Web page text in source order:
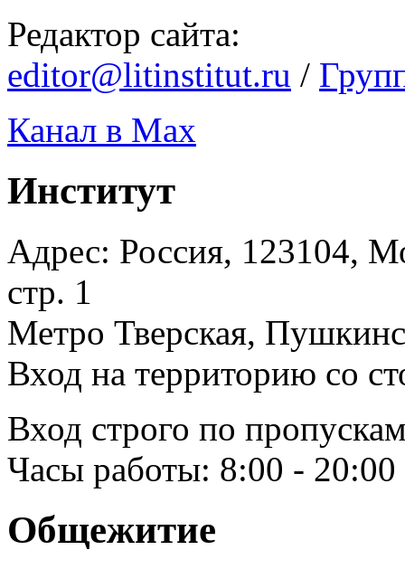
Редактор сайта:
editor@litinstitut.ru /
Канал в Max
Институт
Адрес: Россия, 123104,
стр. 1
Метро Тверская,
Вход на территорию со
Вход строго по
Часы работы: 8:00 - 20:00
Общежитие